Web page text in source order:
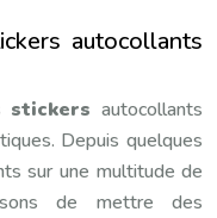
autocollants
stickers autocollants
Depuis quelques
sur une multitude de
de mettre des